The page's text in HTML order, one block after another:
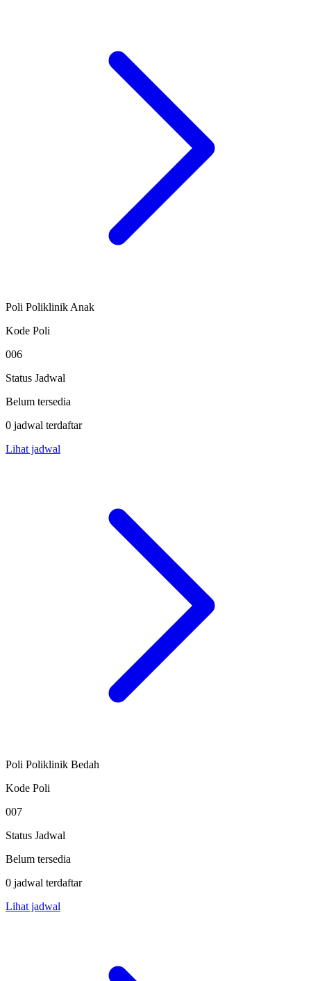
Poli Poliklinik Anak
Kode Poli
006
Status Jadwal
Belum tersedia
0 jadwal terdaftar
Lihat jadwal
Poli Poliklinik Bedah
Kode Poli
007
Status Jadwal
Belum tersedia
0 jadwal terdaftar
Lihat jadwal